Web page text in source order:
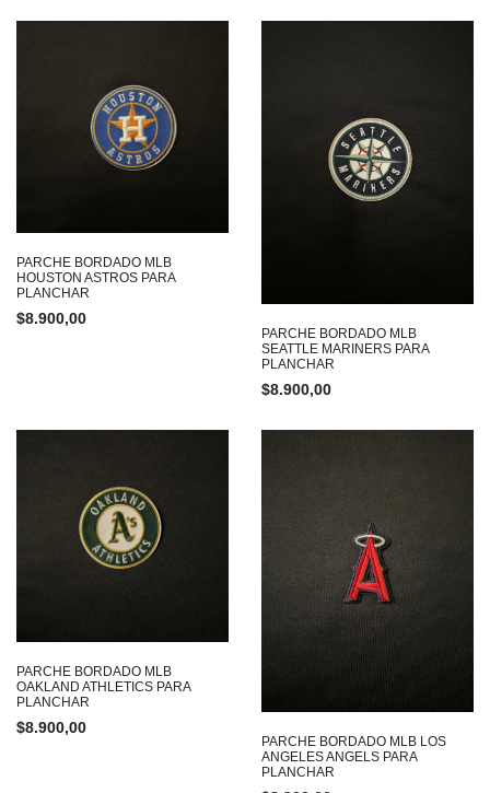
PARCHE BORDADO MLB
HOUSTON ASTROS PARA
PLANCHAR
$8.900,00
PARCHE BORDADO MLB
SEATTLE MARINERS PARA
PLANCHAR
$8.900,00
PARCHE BORDADO MLB
OAKLAND ATHLETICS PARA
PLANCHAR
$8.900,00
PARCHE BORDADO MLB LOS
ANGELES ANGELS PARA
PLANCHAR